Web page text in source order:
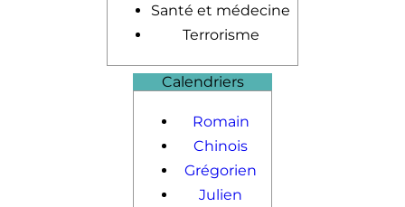
Santé et médecine
Terrorisme
Calendriers
Romain
Chinois
Grégorien
Julien